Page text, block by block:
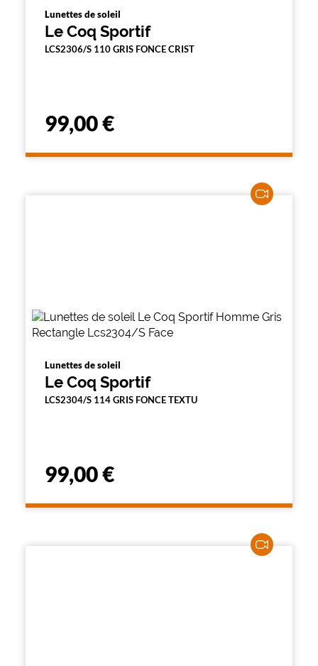
Lunettes de soleil
Le Coq Sportif
LCS2306/S 110 GRIS FONCE CRIST
99,00 €
Lunettes de soleil
Le Coq Sportif
LCS2304/S 114 GRIS FONCE TEXTU
99,00 €